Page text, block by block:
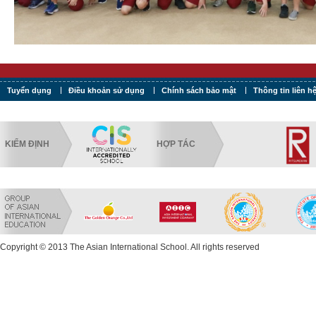
Tuyển dụng Điều khoản sử dụng Chính sách bảo mật Thông tin liên hệ
KIỂM ĐỊNH HỢP TÁC
Copyright © 2013 The Asian International School. All rights reserved